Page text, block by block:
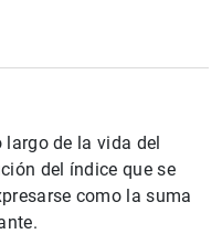
de la vida del
del índice que se
como la suma